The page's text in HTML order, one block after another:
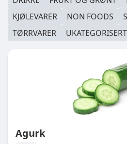
KJØLEVARER
NON FOODS
TØRRVARER
UKATEGORISERT
Agurk